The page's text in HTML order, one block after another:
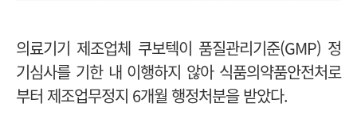
의료기기 제조업체 쿠보텍이 품질관리기준(GMP) 정
기심사를 기한 내 이행하지 않아 식품의약품안전처로
부터 제조업무정지 6개월 행정처분을 받았다.